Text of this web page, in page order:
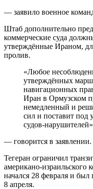
— заявило военное
Штаб дополнительно
коммерческие суда
утверждённые Ираном,
пролив.
«Любое
утверждённых
навигационных
Иран в Ормузском
немедленный и
сил и поставит под
— говорится в заявлении.
Тегеран ограничил
начался 28 февраля и
8 апреля.